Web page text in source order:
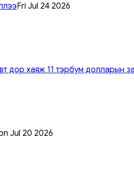
Fri Jul 24 2026
дор хаяж 11 тэрбум долларын
Jul 20 2026